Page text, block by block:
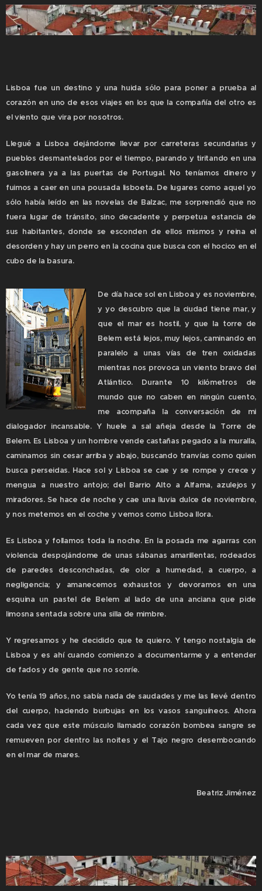
Lisboa fue un destino y una huida sólo para poner a prueba al
corazón en uno de esos viajes en los que la compañía del otro es
el viento que vira por nosotros.
Llegué a Lisboa dejándome llevar por carreteras secundarias y
pueblos desmantelados por el tiempo, parando y tiritando en una
gasolinera ya a las puertas de Portugal. No teníamos dinero y
fuimos a caer en una pousada lisboeta. De lugares como aquel yo
sólo había leído en las novelas de Balzac, me sorprendió que no
fuera lugar de tránsito, sino decadente y perpetua estancia de
sus habitantes, donde se esconden de ellos mismos y reina el
desorden y hay un perro en la cocina que busca con el hocico en el
cubo de la basura.
De día hace sol en Lisboa y es noviembre,
y yo descubro que la ciudad tiene mar, y
que el mar es hostil, y que la torre de
Belem está lejos, muy lejos, caminando en
paralelo a unas vías de tren oxidadas
mientras nos provoca un viento bravo del
Atlántico. Durante 10 kilómetros de
mundo que no caben en ningún cuento,
me acompaña la conversación de mi
dialogador incansable. Y huele a sal añeja desde la Torre de
Belem. Es Lisboa y un hombre vende castañas pegado a la muralla,
caminamos sin cesar arriba y abajo, buscando tranvías como quien
busca perseidas. Hace sol y Lisboa se cae y se rompe y crece y
mengua a nuestro antojo; del Barrio Alto a Alfama, azulejos y
miradores. Se hace de noche y cae una lluvia dulce de noviembre,
y nos metemos en el coche y vemos como Lisboa llora.
Es Lisboa y follamos toda la noche. En la posada me agarras con
violencia despojándome de unas sábanas amarillentas, rodeados
de paredes desconchadas, de olor a humedad, a cuerpo, a
negligencia; y amanecemos exhaustos y devoramos en una
esquina un pastel de Belem al lado de una anciana que pide
limosna sentada sobre una silla de mimbre.
Y regresamos y he decidido que te quiero. Y tengo nostalgia de
Lisboa y es ahí cuando comienzo a documentarme y a entender
de fados y de gente que no sonríe.
Yo tenía 19 años, no sabía nada de saudades y me las llevé dentro
del cuerpo, haciendo burbujas en los vasos sanguíneos. Ahora
cada vez que este músculo llamado corazón bombea sangre se
remueven por dentro las noites y el Tajo negro desembocando
en el mar de mares.
Beatriz Jiménez